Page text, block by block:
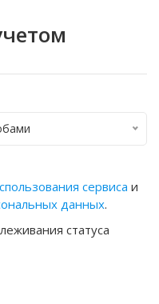
сервиса и
данных.
статуса